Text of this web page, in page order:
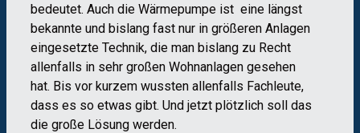
bedeutet. Auch die Wärmepumpe ist eine längst
bekannte und bislang fast nur in größeren Anlagen
eingesetzte Technik, die man bislang zu Recht
allenfalls in sehr großen Wohnanlagen gesehen
hat. Bis vor kurzem wussten allenfalls Fachleute,
dass es so etwas gibt. Und jetzt plötzlich soll das
die große Lösung werden.